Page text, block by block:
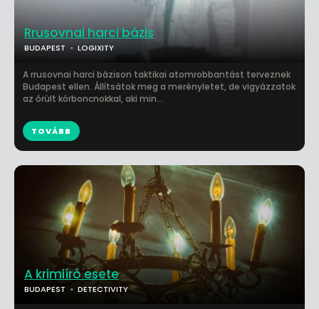
A krimiíró esete
BUDAPEST DETECTIVITY
Rrusovnai harci bázis
BUDAPEST LOGIXITY
A rrusovnai harci bázison taktikai atomrobbantást terveznek
Budapest ellen. Állítsátok meg a merényletet, de vigyázzatok
az őrült kórboncnokkal, aki min...
TOVÁBB